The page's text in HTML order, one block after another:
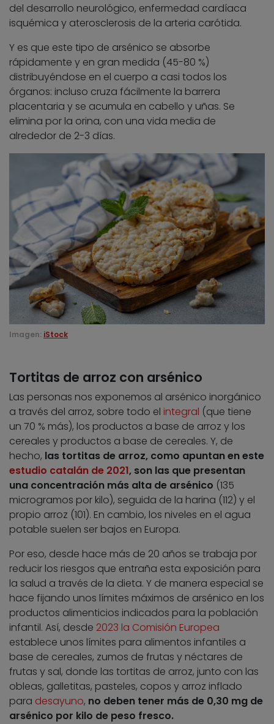
del desarrollo neurológico, enfermedad cardíaca
isquémica y aterosclerosis de la arteria carótida.
Y es que este tipo de arsénico se absorbe
rápidamente y en gran medida (45-80 %)
distribuyéndose en el cuerpo a casi todos los
órganos: incluso cruza fácilmente la barrera
placentaria y se acumula en cabello y uñas. Se
elimina por la orina, con una vida media de
alrededor de 2-3 días.
Imagen: iStock
Tortitas de arroz con arsénico
Las personas nos exponemos al arsénico inorgánico
a través del arroz, sobre todo el integral (que tiene
un 70 % más), los productos a base de arroz y los
cereales y productos a base de cereales. Y, de
hecho, las tortitas de arroz, como apuntan en este
estudio catalán de 2021, son las que presentan
una concentración más alta de arsénico (135
microgramos por kilo), seguida de la harina (112) y el
propio arroz (101). En cambio, los niveles en el agua
potable suelen ser bajos en Europa.
Por eso, desde hace más de 20 años se trabaja por
reducir los riesgos que entraña esta exposición para
la salud a través de la dieta. Y de manera especial se
hace fijando unos límites máximos de arsénico en los
productos alimenticios indicados para la población
infantil. Así, desde 2023 la Comisión Europea
establece unos límites para alimentos infantiles a
base de cereales, zumos de frutas y néctares de
frutas y sal, donde las tortitas de arroz, junto con las
obleas, galletitas, pasteles, copos y arroz inflado
para desayuno, no deben tener más de 0,30 mg de
arsénico por kilo de peso fresco.